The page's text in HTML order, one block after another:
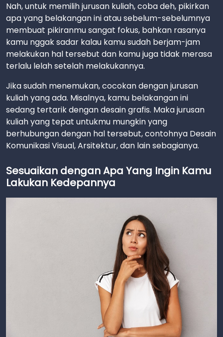
Nah, untuk memilih jurusan kuliah, coba deh, pikirkan
apa yang belakangan ini atau sebelum-sebelumnya
membuat pikiranmu sangat fokus, bahkan rasanya
kamu nggak sadar kalau kamu sudah berjam-jam
melakukan hal tersebut dan kamu juga tidak merasa
terlalu lelah setelah melakukannya.
Jika sudah menemukan, cocokan dengan jurusan
kuliah yang ada. Misalnya, kamu belakangan ini
sedang tertarik dengan desain grafis. Maka jurusan
kuliah yang tepat untukmu mungkin yang
berhubungan dengan hal tersebut, contohnya Desain
Komunikasi Visual, Arsitektur, dan lain sebagianya.
Sesuaikan dengan Apa Yang Ingin Kamu
Lakukan Kedepannya